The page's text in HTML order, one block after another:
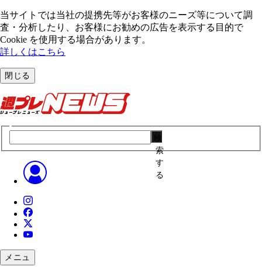
当サイトでは当社の提携先等がお客様のニーズ等について調
査・分析したり、お客様にお勧めの広告を表⽰する⽬的で
Cookie を使⽤する場合があります。
詳しくはこちら
閉じる
索
す
る
メニュ